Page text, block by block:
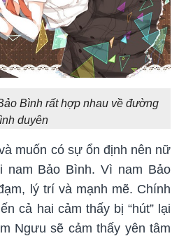
Bình rất hợp nhau về đường
duyên
muốn có sự ổn định nên nữ
nam Bảo Bình. Vì nam Bảo
lý trí và mạnh mẽ. Chính
cả hai cảm thấy bị “hút” lại
Ngưu sẽ cảm thấy yên tâm